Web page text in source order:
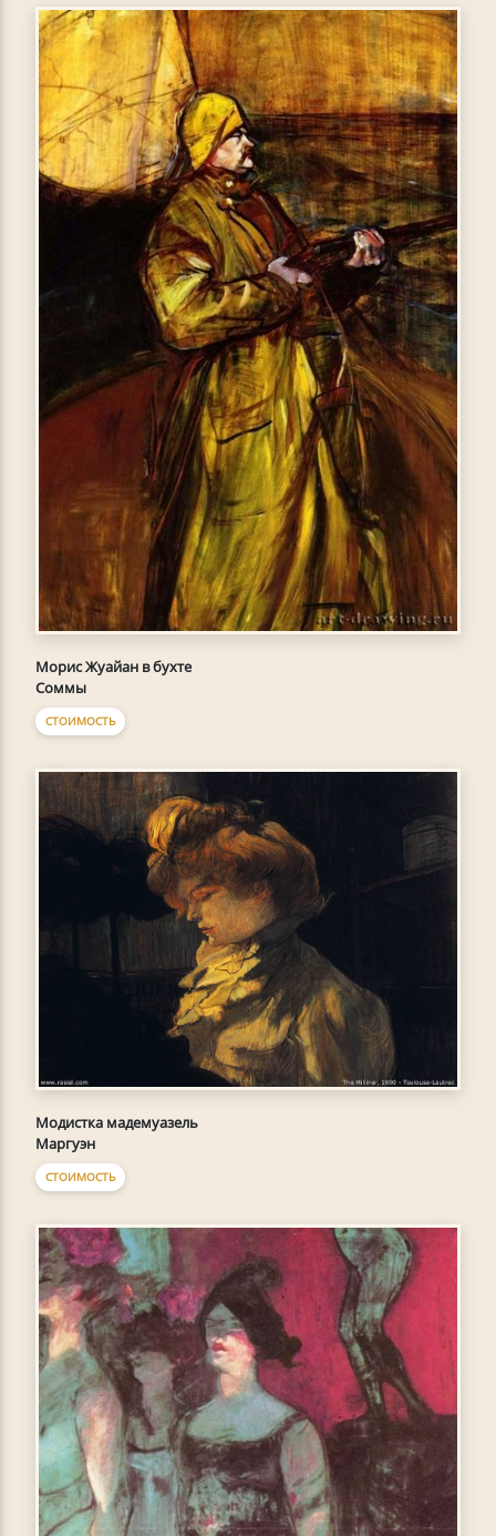
Морис Жуайан в бухте
Соммы
СТОИМОСТЬ
Модистка мадемуазель
Маргуэн
СТОИМОСТЬ